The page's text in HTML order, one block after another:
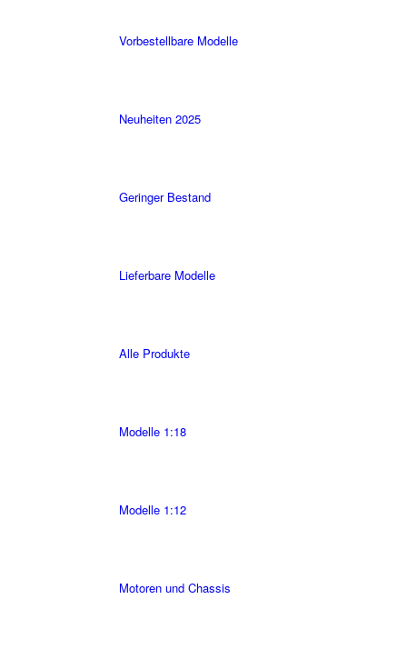
Vorbestellbare Modelle
Neuheiten 2025
Geringer Bestand
Lieferbare Modelle
Alle Produkte
Modelle 1:18
Modelle 1:12
Motoren und Chassis